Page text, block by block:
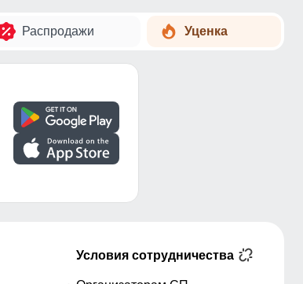
Распродажи Уценка
Условия сотрудничества